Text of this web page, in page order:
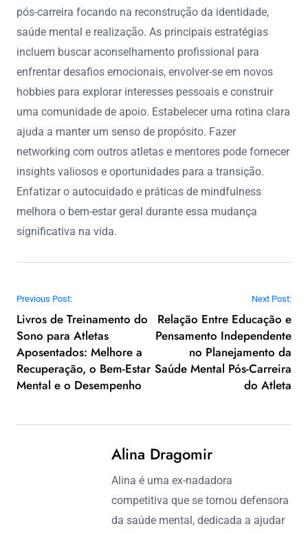
pós-carreira focando na reconstrução da identidade,
saúde mental e realização. As principais estratégias
incluem buscar aconselhamento profissional para
enfrentar desafios emocionais, envolver-se em novos
hobbies para explorar interesses pessoais e construir
uma comunidade de apoio. Estabelecer uma rotina clara
ajuda a manter um senso de propósito. Fazer
networking com outros atletas e mentores pode fornecer
insights valiosos e oportunidades para a transição.
Enfatizar o autocuidado e práticas de mindfulness
melhora o bem-estar geral durante essa mudança
significativa na vida.
Post navigation
Previous Post:
Livros de Treinamento do
Sono para Atletas
Aposentados: Melhore a
Recuperação, o Bem-Estar
Mental e o Desempenho
Next Post:
Relação Entre Educação e
Pensamento Independente
no Planejamento da
Saúde Mental Pós-Carreira
do Atleta
Alina Dragomir
Alina é uma ex-nadadora
competitiva que se tornou defensora
da saúde mental, dedicada a ajudar